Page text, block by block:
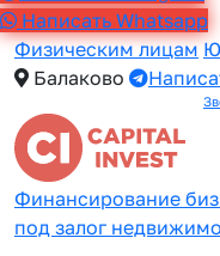
Написать Whatsapp
Физическим лицам
Балаково
Финансирование
под залог